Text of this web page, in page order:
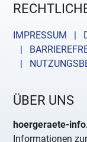
IMPRESSUM |
|
|
ÜBER UNS
hoergeraete-
Informationen